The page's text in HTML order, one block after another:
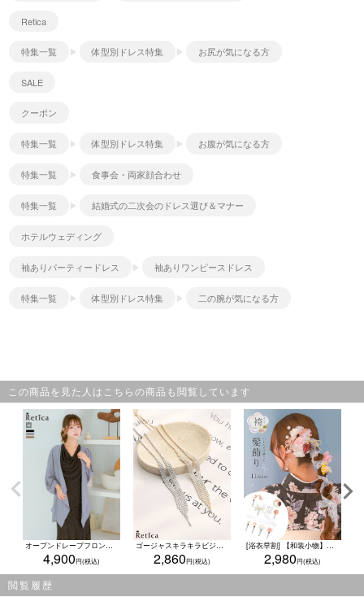
Retica
特集一覧 体型別ドレス特集 お尻が気になる方
SALE
クーポン
特集一覧 体型別ドレス特集 お腹が気になる方
特集一覧 食事会・両家顔合わせ
特集一覧 結婚式の二次会のドレス選び＆マナー
ホテルウェディング
袖ありパーティードレス 袖ありワンピースドレス
特集一覧 体型別ドレス特集 二の腕が気になる方
この商品を見た人はこちらの商品も閲覧しています
オープンドレープフロントシアーロングカーディガン結婚式 二次会(Mサイズ)
4,900
ゴージャスキラキラビジュードレープネックレス(ゴールド/シルバー)
2,860
[浴衣早割] 【和装小物】レースリボン＆パールフラワー ニュアンス 髪飾り11点セット 袴・振袖・浴衣対応
2,980
閲覧履歴